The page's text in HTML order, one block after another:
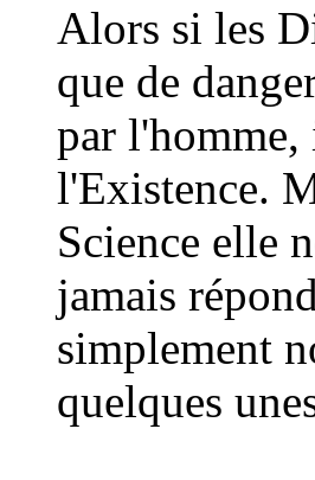
Alors si les
que de
par l'homme,
l'Existence.
Science elle
jamais
simplement
quelques